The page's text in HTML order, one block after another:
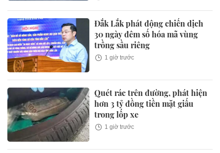
Đắk Lắk phát động chiến dịch
30 ngày đêm số hóa mã vùng
trồng sầu riêng
1 giờ trước
Quét rác trên đường, phát hiện
hơn 3 tỷ đồng tiền mặt giấu
trong lốp xe
1 giờ trước